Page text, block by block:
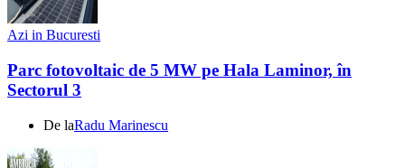
Azi in Bucuresti
Parc fotovoltaic de 5 MW pe Hala Laminor, în
Sectorul 3
De laRadu Marinescu